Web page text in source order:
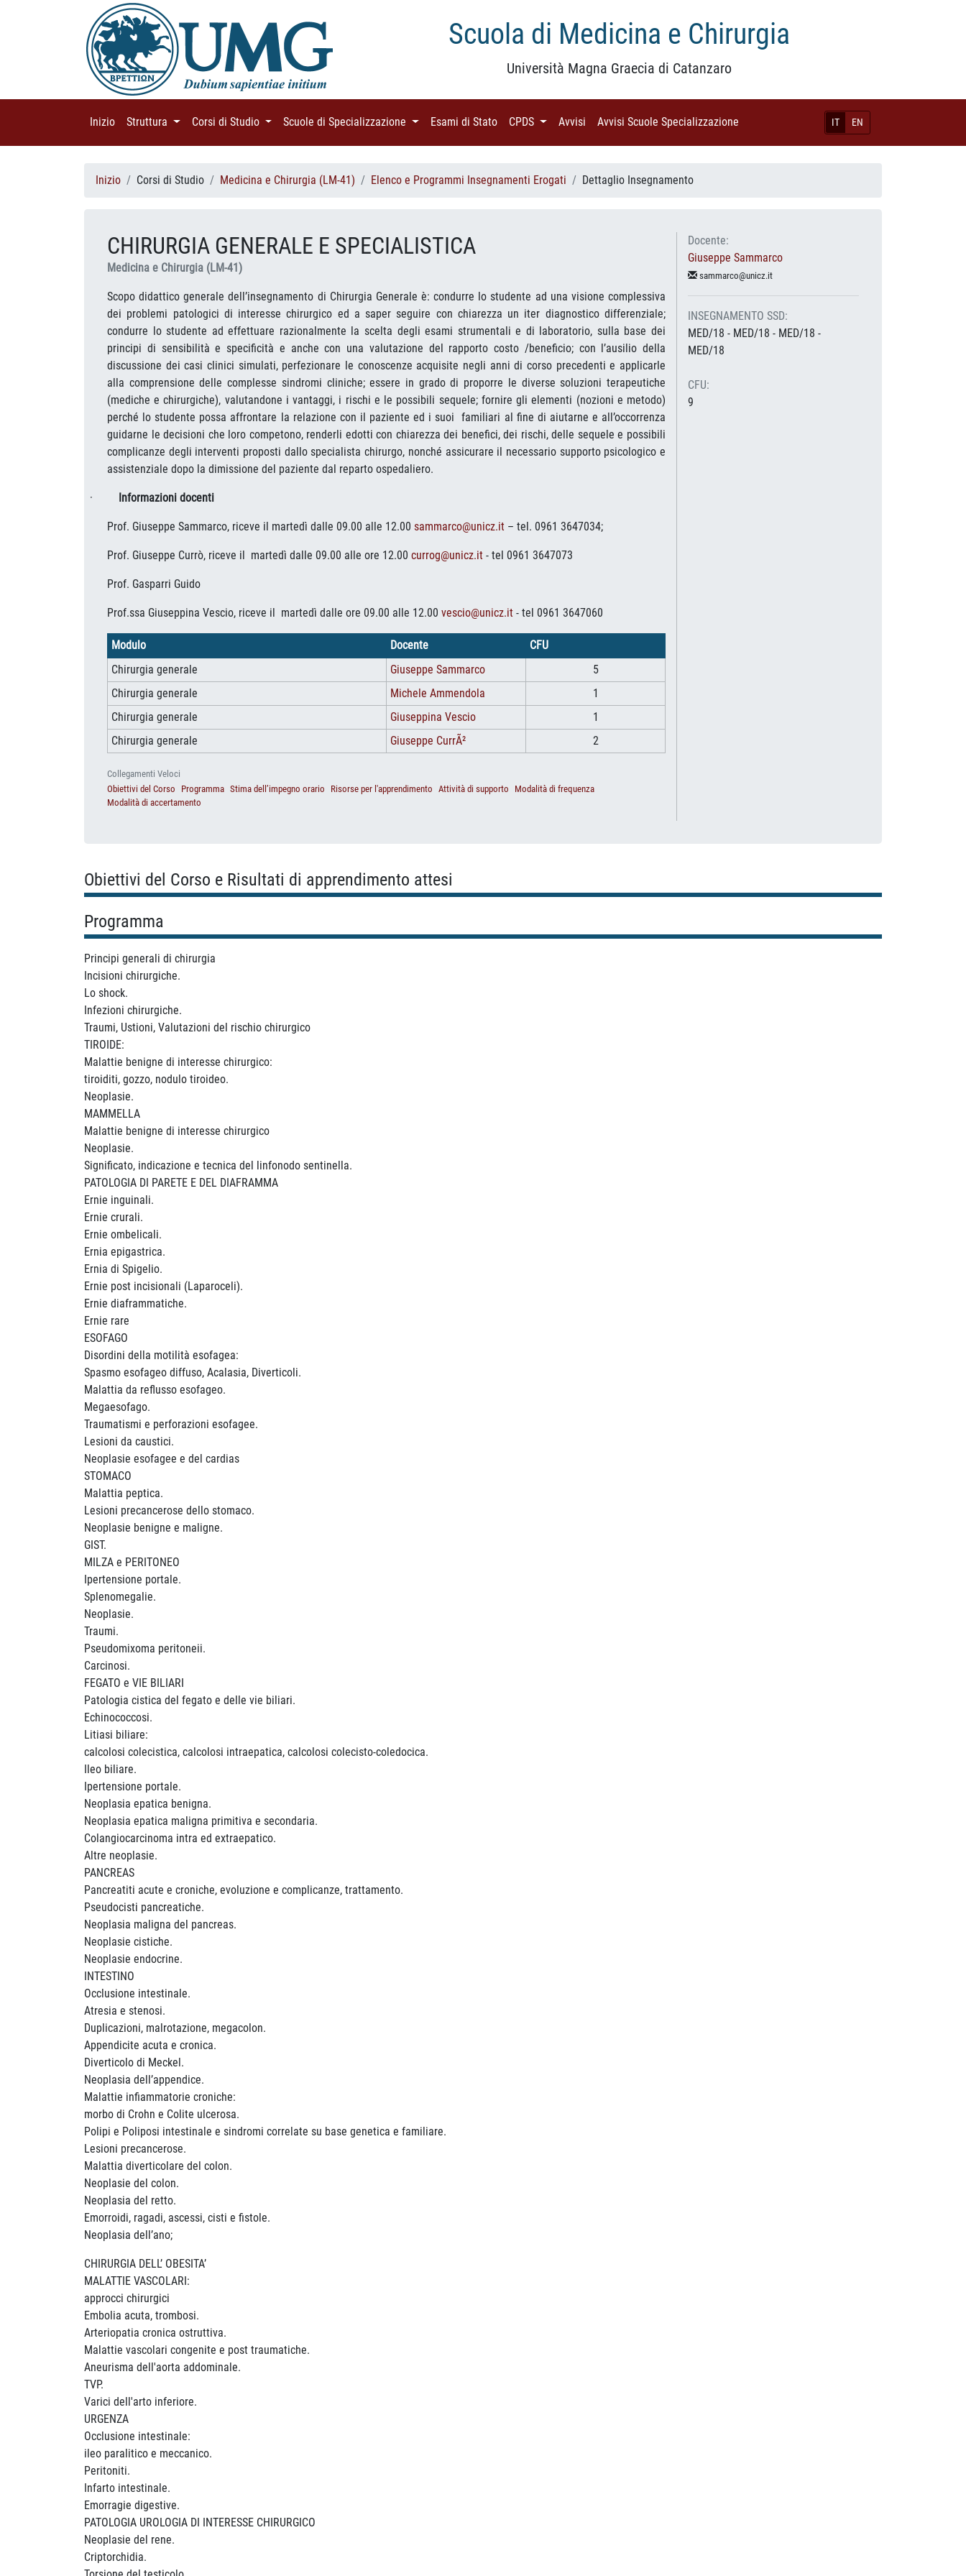
Scuola di Medicina e Chirurgia
Università Magna Graecia di Catanzaro
IT EN
Inizio (current)
Struttura (current)Corsi di Studio (current)Scuole di Specializzazione (current)Esami di Stato (current)
CPDS (current)
Avvisi (current)
Avvisi Scuole Specializzazione
Inizio Corsi di Studio Medicina e Chirurgia (LM-41) Elenco e Programmi Insegnamenti Erogati Dettaglio Insegnamento
CHIRURGIA GENERALE E SPECIALISTICA
Medicina e Chirurgia (LM-41)
Scopo didattico generale dell’insegnamento di Chirurgia Generale è: condurre lo studente ad una visione complessiva
dei problemi patologici di interesse chirurgico ed a saper seguire con chiarezza un iter diagnostico differenziale;
condurre lo studente ad effettuare razionalmente la scelta degli esami strumentali e di laboratorio, sulla base dei
principi di sensibilità e specificità e anche con una valutazione del rapporto costo /beneficio; con l’ausilio della
discussione dei casi clinici simulati, perfezionare le conoscenze acquisite negli anni di corso precedenti e applicarle
alla comprensione delle complesse sindromi cliniche; essere in grado di proporre le diverse soluzioni terapeutiche
(mediche e chirurgiche), valutandone i vantaggi, i rischi e le possibili sequele; fornire gli elementi (nozioni e metodo)
perché lo studente possa affrontare la relazione con il paziente ed i suoi
familiari al fine di aiutarne e all’occorrenza
guidarne le decisioni che loro competono, renderli edotti con chiarezza dei benefici, dei rischi, delle sequele e possibili
complicanze degli interventi proposti dallo specialista chirurgo, nonché assicurare il necessario supporto psicologico e
assistenziale dopo la dimissione del paziente dal reparto ospedaliero.
· Informazioni docenti
Prof. Giuseppe Sammarco, riceve il martedì dalle 09.00 alle 12.00 sammarco@unicz.it – tel. 0961 3647034;
Prof. Giuseppe Currò, riceve il martedì dalle 09.00 alle ore 12.00 currog@unicz.it - tel 0961 3647073
Prof. Gasparri Guido
Prof.ssa Giuseppina Vescio, riceve il martedì dalle ore 09.00 alle 12.00 vescio@unicz.it - tel 0961 3647060
Modulo Docente
CFU
Chirurgia generale
Giuseppe Sammarco
5
Chirurgia generale
Michele Ammendola
1
Chirurgia generale
Giuseppina Vescio
1
Chirurgia generale
Giuseppe CurrÃ² 2
Collegamenti Veloci
Obiettivi del Corso
Programma Stima dell’impegno orario Risorse per l'apprendimento Attività di supporto
Modalità di frequenza
Modalità di accertamento
Docente:
Giuseppe Sammarco
sammarco@unicz.it
INSEGNAMENTO SSD:
MED/18 - MED/18 - MED/18 -
MED/18
CFU:
9
Obiettivi del Corso e Risultati di apprendimento attesi
Programma
Principi generali di chirurgia
Incisioni chirurgiche.
Lo shock.
Infezioni chirurgiche.
Traumi, Ustioni, Valutazioni del rischio chirurgico
TIROIDE:
Malattie benigne di interesse chirurgico:
tiroiditi, gozzo, nodulo tiroideo.
Neoplasie.
MAMMELLA
Malattie benigne di interesse chirurgico
Neoplasie.
Significato, indicazione e tecnica del linfonodo sentinella.
PATOLOGIA DI PARETE E DEL DIAFRAMMA
Ernie inguinali.
Ernie crurali.
Ernie ombelicali.
Ernia epigastrica.
Ernia di Spigelio.
Ernie post incisionali (Laparoceli).
Ernie diaframmatiche.
Ernie rare
ESOFAGO
Disordini della motilità esofagea:
Spasmo esofageo diffuso, Acalasia, Diverticoli.
Malattia da reflusso esofageo.
Megaesofago.
Traumatismi e perforazioni esofagee.
Lesioni da caustici.
Neoplasie esofagee e del cardias
STOMACO
Malattia peptica.
Lesioni precancerose dello stomaco.
Neoplasie benigne e maligne.
GIST.
MILZA e PERITONEO
Ipertensione portale.
Splenomegalie.
Neoplasie.
Traumi.
Pseudomixoma peritoneii.
Carcinosi.
FEGATO e VIE BILIARI
Patologia cistica del fegato e delle vie biliari.
Echinococcosi.
Litiasi biliare:
calcolosi colecistica, calcolosi intraepatica, calcolosi colecisto-coledocica.
Ileo biliare.
Ipertensione portale.
Neoplasia epatica benigna.
Neoplasia epatica maligna primitiva e secondaria.
Colangiocarcinoma intra ed extraepatico.
Altre neoplasie.
PANCREAS
Pancreatiti acute e croniche, evoluzione e complicanze, trattamento.
Pseudocisti pancreatiche.
Neoplasia maligna del pancreas.
Neoplasie cistiche.
Neoplasie endocrine.
INTESTINO
Occlusione intestinale.
Atresia e stenosi.
Duplicazioni, malrotazione, megacolon.
Appendicite acuta e cronica.
Diverticolo di Meckel.
Neoplasia dell’appendice.
Malattie infiammatorie croniche:
morbo di Crohn e Colite ulcerosa.
Polipi e Poliposi intestinale e sindromi correlate su base genetica e familiare.
Lesioni precancerose.
Malattia diverticolare del colon.
Neoplasie del colon.
Neoplasia del retto.
Emorroidi, ragadi, ascessi, cisti e fistole.
Neoplasia dell’ano;
CHIRURGIA DELL’ OBESITA’
MALATTIE VASCOLARI:
approcci chirurgici
Embolia acuta, trombosi.
Arteriopatia cronica ostruttiva.
Malattie vascolari congenite e post traumatiche.
Aneurisma dell'aorta addominale.
TVP.
Varici dell'arto inferiore.
URGENZA
Occlusione intestinale:
ileo paralitico e meccanico.
Peritoniti.
Infarto intestinale.
Emorragie digestive.
PATOLOGIA UROLOGIA DI INTERESSE CHIRURGICO
Neoplasie del rene.
Criptorchidia.